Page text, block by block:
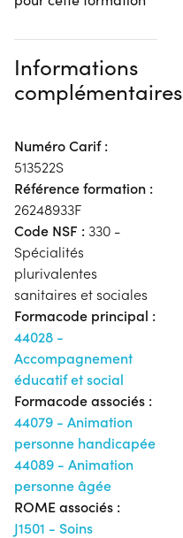
Informations
complémentaires
Numéro Carif :
513522S
Référence formation :
26248933F
Code NSF : 330 -
Spécialités
plurivalentes
sanitaires et sociales
Formacode principal :
44028 -
Accompagnement
éducatif et social
Formacode associés :
44079 - Animation
personne handicapée
44089 - Animation
personne âgée
ROME associés :
J1501 - Soins